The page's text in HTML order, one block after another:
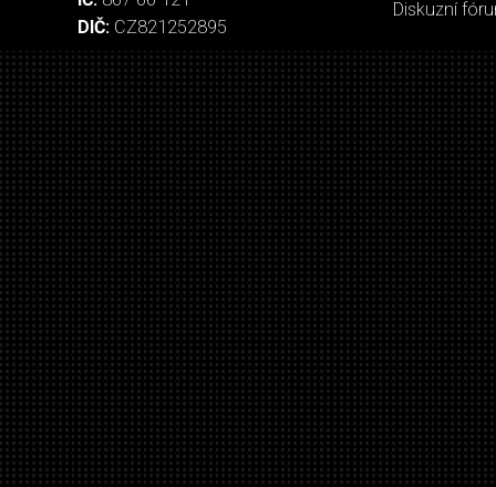
DIČ: CZ821252895
Diskuzní